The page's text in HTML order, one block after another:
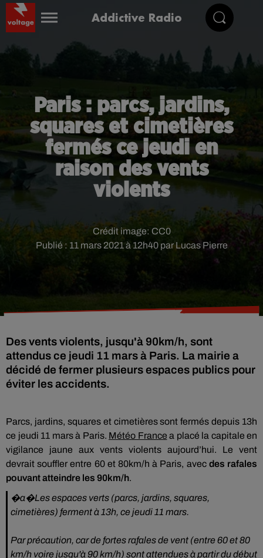
Addictive Radio
Paris : parcs, jardins,
squares et cimetières
fermés ce jeudi en
raison des vents
violents
Publié : 11 mars 2021 à 12h40 par Lucas Pierre
Crédit image: CC0
Des vents violents, jusqu'à 90km/h, sont
attendus ce jeudi 11 mars à Paris. La mairie a
décidé de fermer plusieurs espaces publics pour
éviter les accidents.
Parcs, jardins, squares et cimetières sont fermés depuis 13h
ce jeudi 11 mars à Paris. Météo France a placé la capitale en
vigilance jaune aux vents violents aujourd’hui. Le vent
devrait souffler entre 60 et 80km/h à Paris, avec des rafales
pouvant atteindre les 90km/h.
�a�️Les espaces verts (parcs, jardins, squares,
cimetières) ferment à 13h, ce jeudi 11 mars.
Par précaution, car de fortes rafales de vent (entre 60 et 80
km/h voire jusqu'à 90 km/h) sont attendues à partir du début